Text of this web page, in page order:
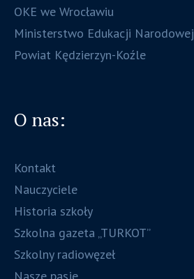
OKE we Wrocławiu
Ministerstwo Edukacji Narodowej
Powiat Kędzierzyn-Koźle
O nas:
Kontakt
Nauczyciele
Historia szkoły
Szkolna gazeta „TURKOT”
Szkolny radiowęzeł
Nasze pasje